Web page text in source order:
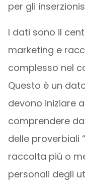
per gli
I dati sono il
marketing e
complesso nel
Questo è un
devono iniziare
comprendere
delle proverbiali
raccolta più o
personali degli